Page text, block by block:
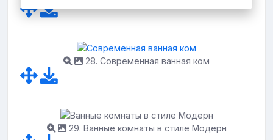
28. Современная ванная ком
29. Ванные комнаты в стиле Модерн